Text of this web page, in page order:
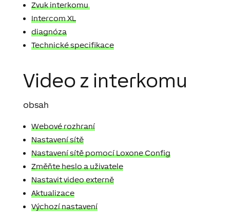
Zvuk interkomu
Intercom XL
diagnóza
Technické specifikace
Video z interkomu
obsah
Webové rozhraní
Nastavení sítě
Nastavení sítě pomocí Loxone Config
Změňte heslo a uživatele
Nastavit video externě
Aktualizace
Výchozí nastavení